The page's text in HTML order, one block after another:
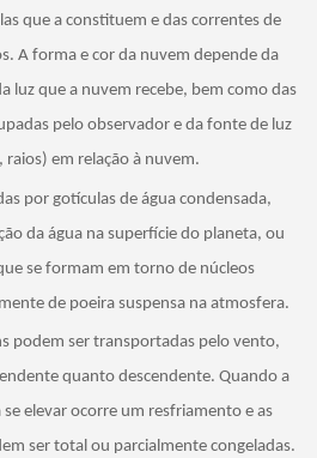
que a constituem e das correntes de
A forma e cor da nuvem depende da
luz que a nuvem recebe, bem como das
pelo observador e da fonte de luz
raios) em relação à nuvem.
por gotículas de água condensada,
da água na superfície do planeta, ou
se formam em torno de núcleos
de poeira suspensa na atmosfera.
podem ser transportadas pelo vento,
quanto descendente. Quando a
elevar ocorre um resfriamento e as
ser total ou parcialmente congeladas.